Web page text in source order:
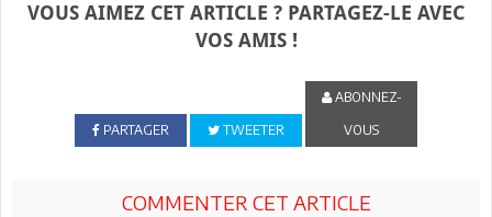
VOUS AIMEZ CET ARTICLE ? PARTAGEZ-LE AVEC
VOS AMIS !
PARTAGER TWEETER
ABONNEZ-
VOUS
COMMENTER CET ARTICLE